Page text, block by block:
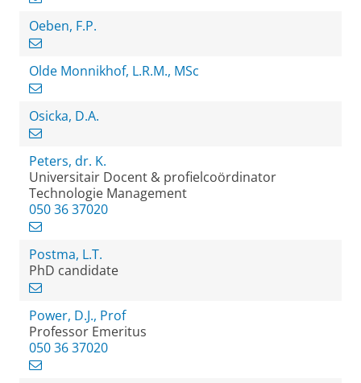
Oeben, F.P.
Olde Monnikhof, L.R.M., MSc
Osicka, D.A.
Peters, dr. K.
Universitair Docent & profielcoördinator
Technologie Management
050 36 37020
Postma, L.T.
PhD candidate
Power, D.J., Prof
Professor Emeritus
050 36 37020